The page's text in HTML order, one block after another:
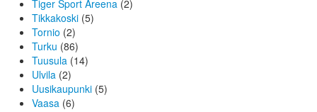
Tiger Sport Areena (2)
Tikkakoski (5)
Tornio (2)
Turku (86)
Tuusula (14)
Ulvila (2)
Uusikaupunki (5)
Vaasa (6)